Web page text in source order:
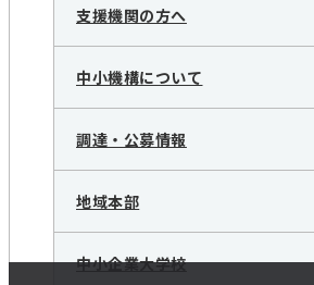
支援機関の方へ
中小機構について
調達・公募情報
地域本部
中小企業大学校